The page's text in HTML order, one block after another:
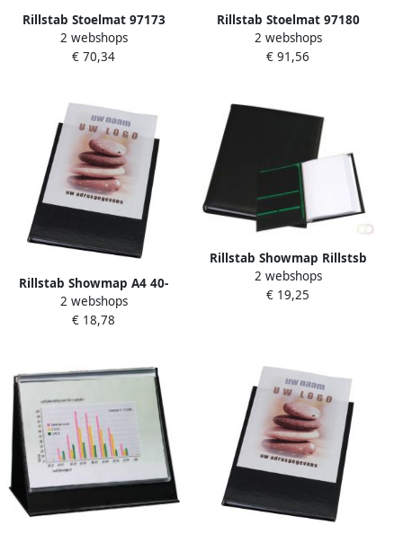
Rillstab Stoelmat 97173
150x120cm voor harde vloer
2 webshops
€ 70,34
Rillstab Stoelmat 97180
120x180cm voor harde vloer
2 webshops
€ 91,56
Rillstab Showmap A4 40-
tassen + transparante
voortas
2 webshops
€ 18,78
Rillstab Showmap Rillstsb
Ambassadeur A4 1kanaals
10-tassen zwart
2 webshops
€ 19,25